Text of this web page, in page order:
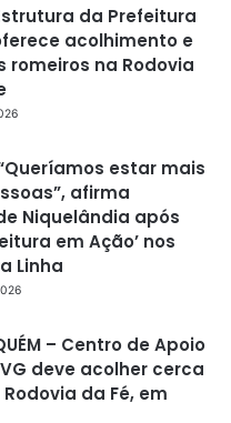
da Prefeitura
acolhimento e
na Rodovia
“Queríamos estar mais
afirma
Niquelândia após
em Ação’ nos
Linha
– Centro de Apoio
deve acolher cerca
da Fé, em